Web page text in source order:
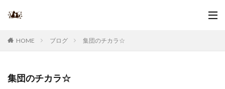
HOME ブログ 集団のチカラ☆
集団のチカラ☆